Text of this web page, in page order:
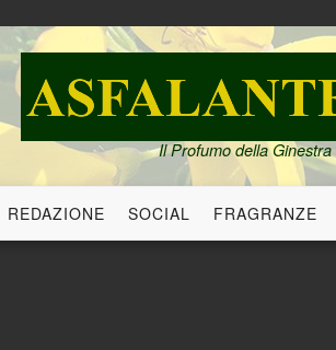
Il Profumo della Ginestra
REDAZIONE SOCIAL FRAGRANZE